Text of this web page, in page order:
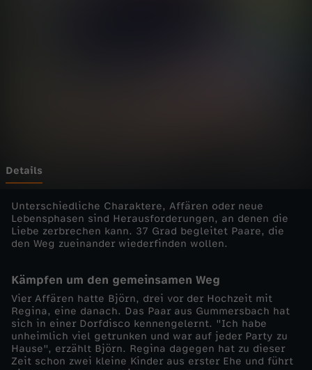
n
z
e
l
d
o
Details
Unterschiedliche Charaktere, Affären oder neue
Lebensphasen sind Herausforderungen, an denen die
Liebe zerbrechen kann. 37 Grad begleitet Paare, die
den Weg zueinander wiederfinden wollen.
Kämpfen um den gemeinsamen Weg
Vier Affären hatte Björn, drei vor der Hochzeit mit
Regina, eine danach. Das Paar aus Gummersbach hat
sich in einer Dorfdisco kennengelernt. "Ich habe
unheimlich viel getrunken und war auf jeder Party zu
Hause", erzählt Björn. Regina dagegen hat zu dieser
Zeit schon zwei kleine Kinder aus erster Ehe und führt